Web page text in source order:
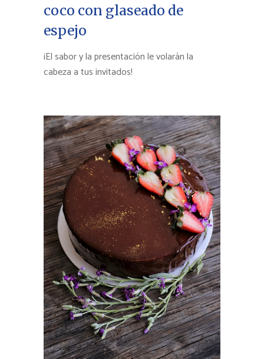
coco con glaseado de
espejo
¡El sabor y la presentación le volarán la
cabeza a tus invitados!